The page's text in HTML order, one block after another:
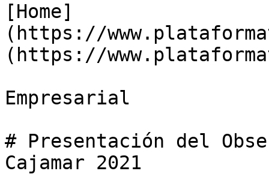
[Home]
(https://
(https://
Empresarial
# Presentación del
Cajamar 2021